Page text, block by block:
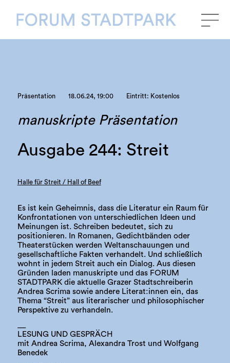
Präsentation 18.06.24, 19:00 Eintritt: Kostenlos
manuskripte Präsentation
Ausgabe 244: Streit
Halle für Streit / Hall of Beef
Es ist kein Geheimnis, dass die Literatur ein Raum für
Konfrontationen von unterschiedlichen Ideen und
Meinungen ist. Schreiben bedeutet, sich zu
positionieren. In Romanen, Gedichtbänden oder
Theaterstücken werden Weltanschauungen und
gesellschaftliche Fakten verhandelt. Und schließlich
wohnt in jedem Streit auch ein Dialog. Aus diesen
Gründen laden manuskripte und das FORUM
STADTPARK die aktuelle Grazer Stadtschreiberin
Andrea Scrima sowie andere Literat:innen ein, das
Thema “Streit” aus literarischer und philosophischer
Perspektive zu verhandeln.
LESUNG UND GESPRÄCH
mit Andrea Scrima, Alexandra Trost und Wolfgang
Benedek